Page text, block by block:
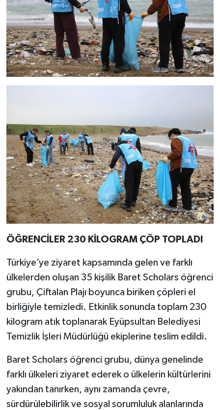
ÖĞRENCİLER 230 KİLOGRAM ÇÖP TOPLADI
Türkiye’ye ziyaret kapsamında gelen ve farklı
ülkelerden oluşan 35 kişilik Baret Scholars öğrenci
grubu, Çiftalan Plajı boyunca biriken çöpleri el
birliğiyle temizledi. Etkinlik sonunda toplam 230
kilogram atık toplanarak Eyüpsultan Belediyesi
Temizlik İşleri Müdürlüğü ekiplerine teslim edildi.
Baret Scholars öğrenci grubu, dünya genelinde
farklı ülkeleri ziyaret ederek o ülkelerin kültürlerini
yakından tanırken, aynı zamanda çevre,
sürdürülebilirlik ve sosyal sorumluluk alanlarında